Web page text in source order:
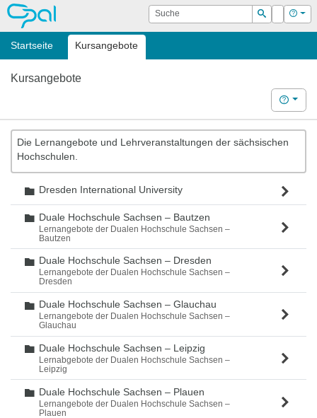
OPAL Suche
Suchen
Login Hilfe
Startseite Kursangebote
Kursangebote
Hilfe
Die Lernangebote und Lehrveranstaltungen der sächsischen
Hochschulen.
Ordner
Dresden International University
Ordner
Duale Hochschule Sachsen – Bautzen
Lernangebote der Dualen Hochschule Sachsen –
Bautzen
Ordner
Duale Hochschule Sachsen – Dresden
Lernangebote der Dualen Hochschule Sachsen –
Dresden
Ordner
Duale Hochschule Sachsen – Glauchau
Lernangebote der Dualen Hochschule Sachsen –
Glauchau
Ordner
Duale Hochschule Sachsen – Leipzig
Lernabgebote der Dualen Hochschule Sachsen –
Leipzig
Ordner
Duale Hochschule Sachsen – Plauen
Lernangebote der Dualen Hochschule Sachsen –
Plauen